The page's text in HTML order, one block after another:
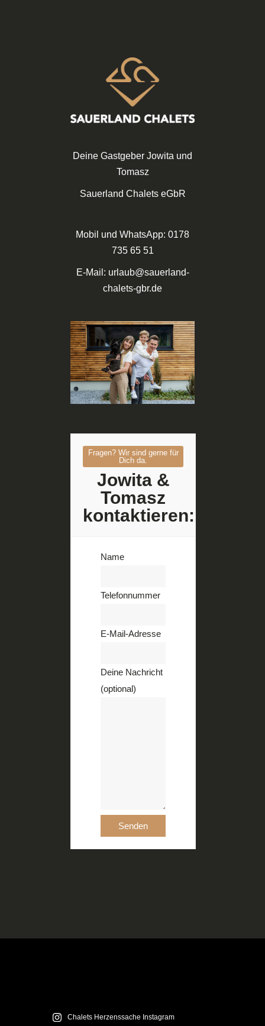
Deine Gastgeber Jowita und
Tomasz
Sauerland Chalets eGbR
Mobil und WhatsApp: 0178
735 65 51
E-Mail: urlaub@sauerland-
chalets-gbr.de
Fragen? Wir sind gerne für
Dich da.
Jowita &
Tomasz
kontaktieren:
Name
Telefonnummer
E-Mail-Adresse
Deine Nachricht
(optional)
Chalets Herzenssache Instagram